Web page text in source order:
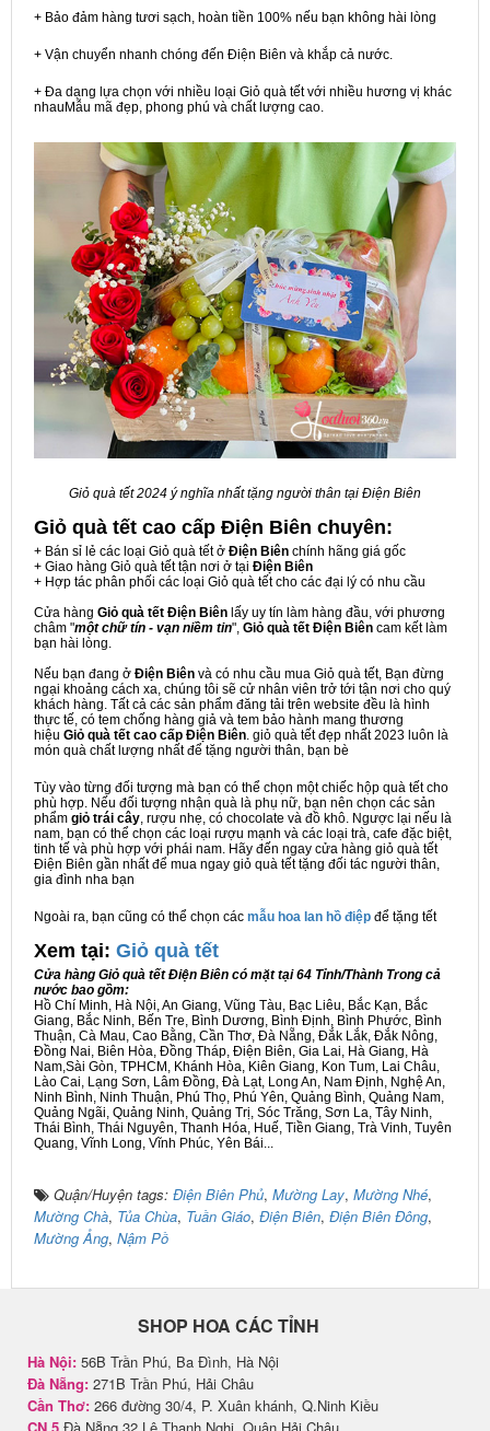
+ Bảo đảm hàng tươi sạch, hoàn tiền 100% nếu bạn không hài lòng
+ Vận chuyển nhanh chóng đến Điện Biên và khắp cả nước.
+ Đa dạng lựa chọn với nhiều loại Giỏ quà tết với nhiều hương vị khác
nhauMẫu mã đẹp, phong phú và chất lượng cao.
Giỏ quà tết 2024 ý nghĩa nhất tặng người thân tại Điện Biên
Giỏ quà tết cao cấp Điện Biên chuyên:
+ Bán sỉ lẻ các loại Giỏ quà tết ở Điện Biên chính hãng giá gốc
+ Giao hàng Giỏ quà tết tận nơi ở tại Điện Biên
+ Hợp tác phân phối các loại Giỏ quà tết cho các đại lý có nhu cầu
Cửa hàng Giỏ quà tết Điện Biên lấy uy tín làm hàng đầu, với phương
châm "một chữ tín - vạn niềm tin", Giỏ quà tết Điện Biên cam kết làm
bạn hài lòng.
Nếu bạn đang ở Điện Biên và có nhu cầu mua Giỏ quà tết, Bạn đừng
ngại khoảng cách xa, chúng tôi sẽ cử nhân viên trở tới tận nơi cho quý
khách hàng. Tất cả các sản phẩm đăng tải trên website đều là hình
thực tế, có tem chống hàng giả và tem bảo hành mang thương
hiệu Giỏ quà tết cao cấp Điện Biên. giỏ quà tết đẹp nhất 2023 luôn là
món quà chất lượng nhất để tặng người thân, bạn bè
Tùy vào từng đối tượng mà bạn có thể chọn một chiếc hộp quà tết cho
phù hợp. Nếu đối tượng nhận quà là phụ nữ, bạn nên chọn các sản
phẩm giỏ trái cây, rượu nhẹ, có chocolate và đồ khô. Ngược lại nếu là
nam, bạn có thể chọn các loại rượu mạnh và các loại trà, cafe đặc biệt,
tinh tế và phù hợp với phái nam. Hãy đến ngay cửa hàng giỏ quà tết
Điện Biên gần nhất để mua ngay giỏ quà tết tặng đối tác người thân,
gia đình nha bạn
Ngoài ra, bạn cũng có thể chọn các mẫu hoa lan hồ điệp để tặng tết
Xem tại: Giỏ quà tết
Cửa hàng Giỏ quà tết Điện Biên có mặt tại 64 Tỉnh/Thành Trong cả
nước bao gồm:
Hồ Chí Minh, Hà Nội, An Giang, Vũng Tàu, Bạc Liêu, Bắc Kạn, Bắc
Giang, Bắc Ninh, Bến Tre, Bình Dương, Bình Định, Bình Phước, Bình
Thuận, Cà Mau, Cao Bằng, Cần Thơ, Đà Nẵng, Đắk Lắk, Đắk Nông,
Đồng Nai, Biên Hòa, Đồng Tháp, Điện Biên, Gia Lai, Hà Giang, Hà
Nam,Sài Gòn, TPHCM, Khánh Hòa, Kiên Giang, Kon Tum, Lai Châu,
Lào Cai, Lạng Sơn, Lâm Đồng, Đà Lạt, Long An, Nam Định, Nghệ An,
Ninh Bình, Ninh Thuận, Phú Thọ, Phú Yên, Quảng Bình, Quảng Nam,
Quảng Ngãi, Quảng Ninh, Quảng Trị, Sóc Trăng, Sơn La, Tây Ninh,
Thái Bình, Thái Nguyên, Thanh Hóa, Huế, Tiền Giang, Trà Vinh, Tuyên
Quang, Vĩnh Long, Vĩnh Phúc, Yên Bái...
Quận/Huyện tags: Điện Biên Phủ, Mường Lay, Mường Nhé,
Mường Chà, Tủa Chùa, Tuần Giáo, Điện Biên, Điện Biên Đông,
Mường Ảng, Nậm Pồ
SHOP HOA CÁC TỈNH
Hà Nội: 56B Trần Phú, Ba Đình, Hà Nội
Đà Nẵng: 271B Trần Phú, Hải Châu
Cần Thơ: 266 đường 30/4, P. Xuân khánh, Q.Ninh Kiều